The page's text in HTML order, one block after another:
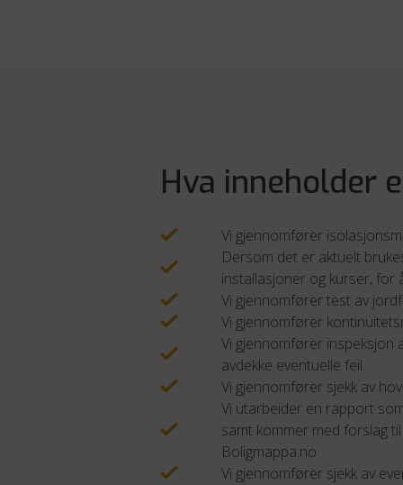
Hva inneholder
Vi gjennomfører
Dersom det er aktuelt
installasjoner og kurser, for
Vi gjennomfører test av
Vi gjennomfører
Vi gjennomfører inspeksjon
avdekke eventuelle feil.
Vi gjennomfører sjekk av
Vi utarbeider en rapport
samt kommer med forslag
Boligmappa.no
Vi gjennomfører sjekk av